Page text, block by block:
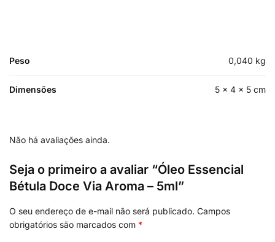
Peso 0,040 kg
Dimensões 5 × 4 × 5 cm
Não há avaliações ainda.
Seja o primeiro a avaliar “Óleo Essencial
Bétula Doce Via Aroma – 5ml”
O seu endereço de e-mail não será publicado. Campos
obrigatórios são marcados com *